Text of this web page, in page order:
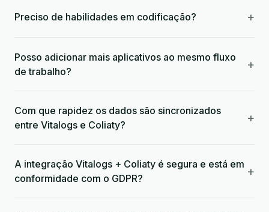
Preciso de habilidades em codificação? +
Posso adicionar mais aplicativos ao mesmo fluxo
de trabalho?
+
Com que rapidez os dados são sincronizados
entre Vitalogs e Coliaty?
+
A integração Vitalogs + Coliaty é segura e está em
conformidade com o GDPR?
+